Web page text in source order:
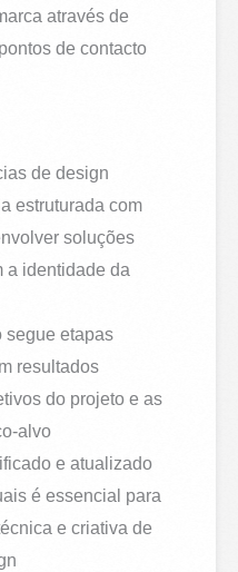
através de
de contacto
de design
estruturada com
soluções
a identidade da
segue etapas
resultados
do projeto e as
alvo
e atualizado
é essencial para
e criativa de